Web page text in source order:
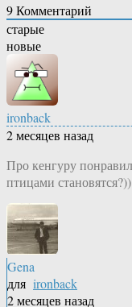
9Комментарий
старые
новые
ironback
2 месяцев назад
Про кенгуру
птицами становятся?))
Gena
для ironback
2 месяцев назад